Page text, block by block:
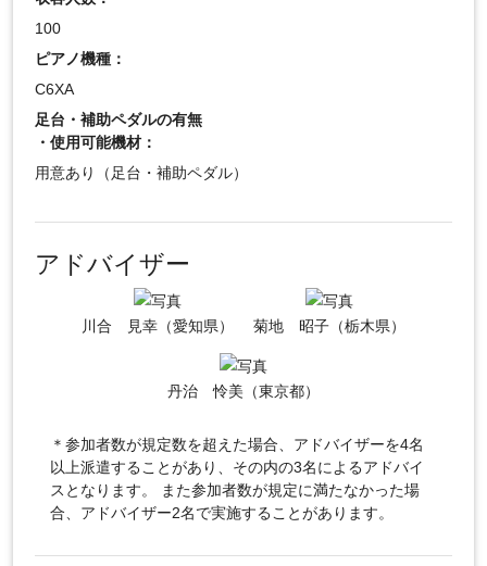
100
ピアノ機種：
C6XA
足台・補助ペダルの有無
・使用可能機材：
用意あり（足台・補助ペダル）
アドバイザー
川合 見幸（愛知県） 菊地 昭子（栃木県）
丹治 怜美（東京都）
＊参加者数が規定数を超えた場合、アドバイザーを4名
以上派遣することがあり、その内の3名によるアドバイ
スとなります。 また参加者数が規定に満たなかった場
合、アドバイザー2名で実施することがあります。